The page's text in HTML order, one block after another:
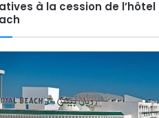
à la cession de l’hôtel